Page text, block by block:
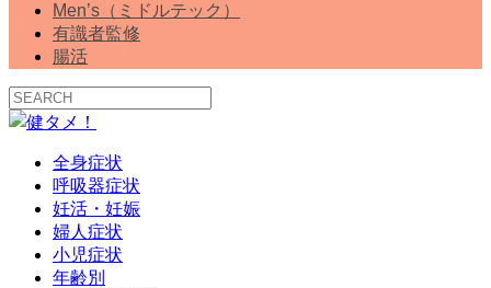
Men’s（ミドルテック）
有識者監修
腸活
全身症状
呼吸器症状
妊活・妊娠
婦人症状
小児症状
年齢別